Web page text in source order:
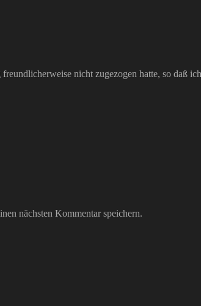
nicht zugezogen hatte, so daß
nächsten Kommentar speichern.